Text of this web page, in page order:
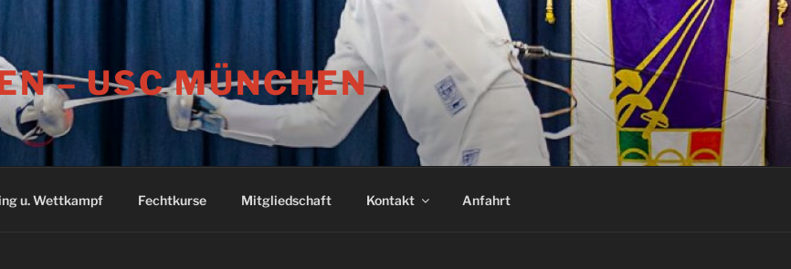
– USC MÜNCHEN
u. Wettkampf Fechtkurse Mitgliedschaft Kontakt Anfahrt